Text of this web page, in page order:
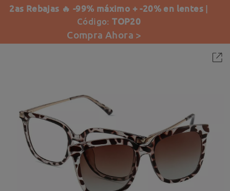
2as Rebajas 🔥 -99% máximo + -20% en lentes |
Código:TOP20
Compra Ahora >